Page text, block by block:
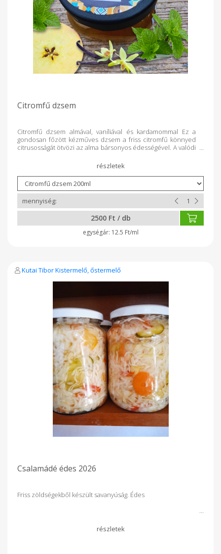
Citromfű dzsem
Citromfű dzsem almával, vaníliával és kardamommal Ez a
gondosan főzött kézműves dzsem a friss citromfű könnyed
citrusosságát ötvözi az alma bársonyos édességével. A valódi
Tökéletes választás reggeli pirítósra, natúr joghurthoz,
sütemények mellé vagy akár egy sajtokból álló borkóstolóhoz.
Elérhető kiszerelések – 200 ml – 100 ml – 30 ml (kóstoló vagy
ajándék kiszerelés) Minden üveg szeretettel, adalékanyagok
nélkül, kizárólag természetes alapanyagokból készült.
Fedezd fel ezt a különleges ízélményt – egy falatnyi nyár
minden évszakban.
2500 Ft / db
12.5 Ft/ml
Kutai Tibor Kistermelő, őstermelő
Csalamádé édes 2026
Friss zöldségekből készült savanyúság. Édes